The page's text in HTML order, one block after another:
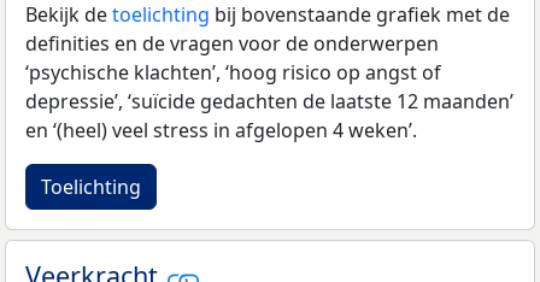
Bekijk detoelichting bij bovenstaande grafiek met de
definities en de vragen voor de onderwerpen
‘psychische klachten’, ‘hoog risico op angst of
depressie’, ‘suïcide gedachten de laatste 12 maanden’
en ‘(heel) veel stress in afgelopen 4 weken’.
Toelichting